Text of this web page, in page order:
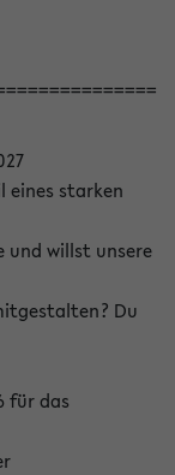
eines starken
und willst unsere
Du
für das